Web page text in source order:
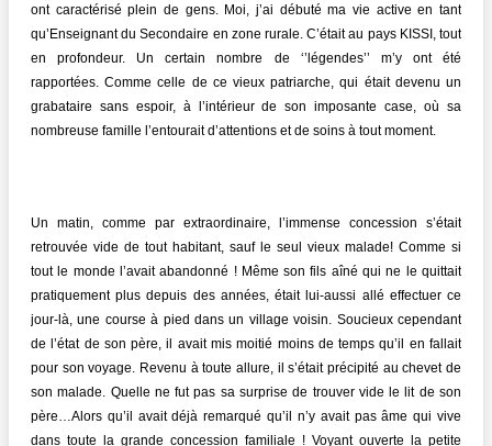
ont caractérisé plein de gens. Moi, j’ai débuté ma vie active en tant
qu’Enseignant du Secondaire en zone rurale. C’était au pays KISSI, tout
en profondeur. Un certain nombre de ‘’légendes’’ m’y ont été
rapportées. Comme celle de ce vieux patriarche, qui était devenu un
grabataire sans espoir, à l’intérieur de son imposante case, où sa
nombreuse famille l’entourait d’attentions et de soins à tout moment.
Un matin, comme par extraordinaire, l’immense concession s’était
retrouvée vide de tout habitant, sauf le seul vieux malade! Comme si
tout le monde l’avait abandonné ! Même son fils aîné qui ne le quittait
pratiquement plus depuis des années, était lui-aussi allé effectuer ce
jour-là, une course à pied dans un village voisin. Soucieux cependant
de l’état de son père, il avait mis moitié moins de temps qu’il en fallait
pour son voyage. Revenu à toute allure, il s’était précipité au chevet de
son malade. Quelle ne fut pas sa surprise de trouver vide le lit de son
père…Alors qu’il avait déjà remarqué qu’il n’y avait pas âme qui vive
dans toute la grande concession familiale ! Voyant ouverte la petite